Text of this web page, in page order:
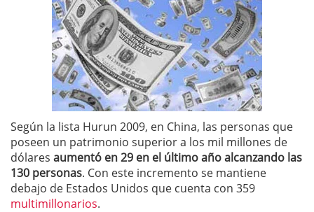
Según la lista Hurun 2009, en China, las personas que
poseen un patrimonio superior a los mil millones de
dólares aumentó en 29 en el último año alcanzando las
130 personas. Con este incremento se mantiene
debajo de Estados Unidos que cuenta con 359
multimillonarios.